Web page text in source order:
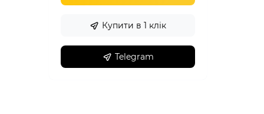
Купити в 1 клік
Telegram